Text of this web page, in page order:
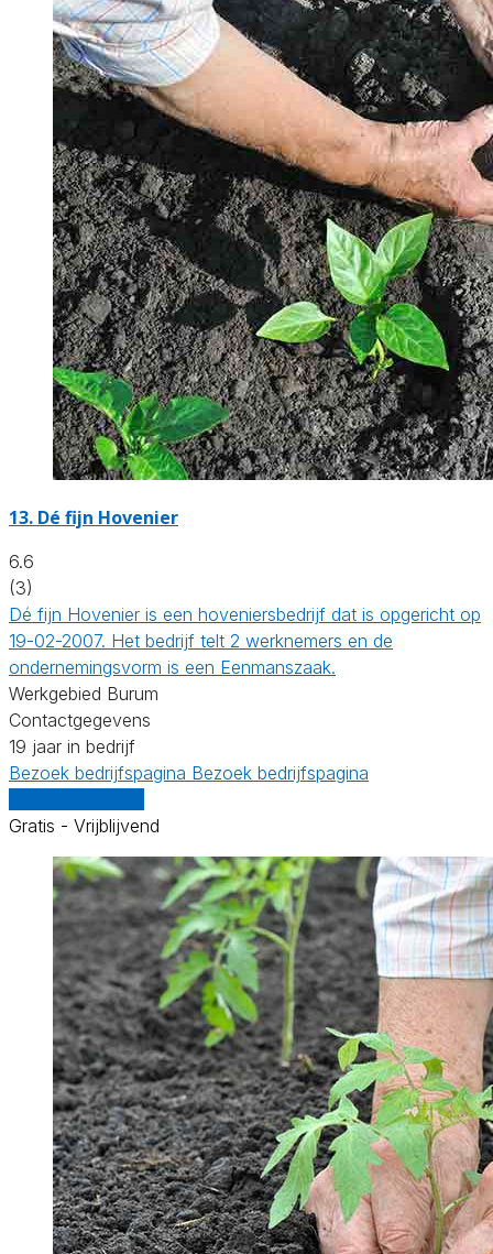
13. Dé fijn Hovenier
6.6
(3)
Dé fijn Hovenier is een hoveniersbedrijf dat is opgericht op
19-02-2007. Het bedrijf telt 2 werknemers en de
ondernemingsvorm is een Eenmanszaak.
Werkgebied Burum
Contactgegevens
19 jaar in bedrijf
Bezoek bedrijfspagina Bezoek bedrijfspagina
Gratis - Vrijblijvend